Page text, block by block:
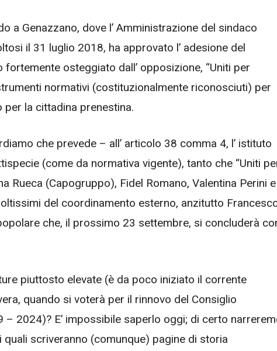
a Genazzano, dove l’ Amministrazione del sindaco
il 31 luglio 2018, ha approvato l’ adesione del
osteggiato dall’ opposizione, “Uniti per
normativi (costituzionalmente riconosciuti) per
la cittadina prenestina.
che prevede – all’ articolo 38 comma 4, l’ istituto
(come da normativa vigente), tanto che “Uniti
Rueca (Capogruppo), Fidel Romano, Valentina Perini e
del coordinamento esterno, anzitutto
che, il prossimo 23 settembre, si concluderà
piuttosto elevate (è da poco iniziato il corrente
quando si voterà per il rinnovo del Consiglio
2024)? E’ impossibile saperlo oggi; di certo
scriveranno (comunque) pagine di storia